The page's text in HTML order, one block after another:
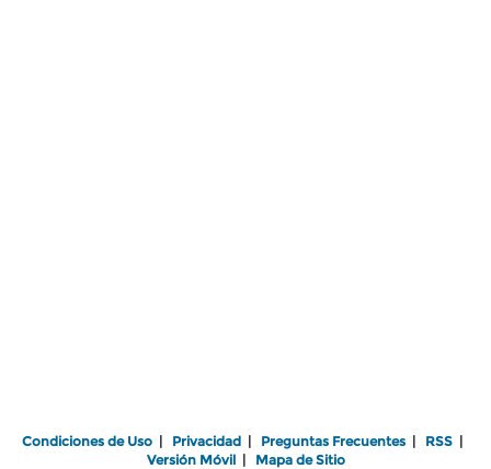
Condiciones de Uso | Privacidad | Preguntas Frecuentes | RSS |
Versión Móvil| Mapa de Sitio